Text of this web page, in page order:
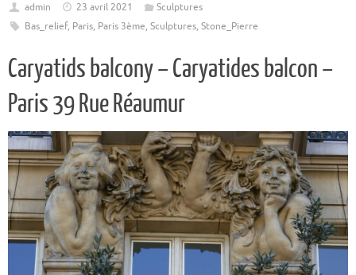
admin 23 avril 2021
Sculptures
Bas_relief, Paris, Paris 3ème, Sculptures, Stone_Pierre
Caryatids balcony – Caryatides balcon –
Paris 39 Rue Réaumur